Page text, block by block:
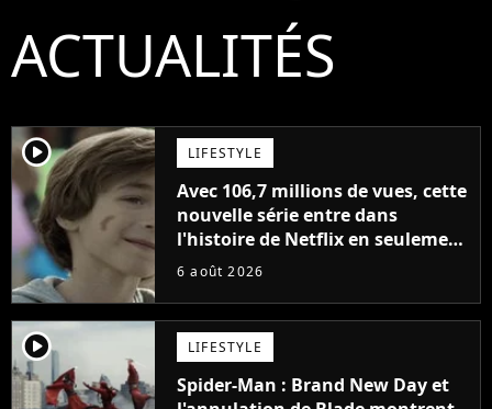
ACTUALITÉS
player2 LIFESTYLE
Avec 106,7 millions de vues, cette
nouvelle série entre dans
l'histoire de Netflix en seulement
48 jours
6 août 2026
player2 LIFESTYLE
Spider-Man : Brand New Day et